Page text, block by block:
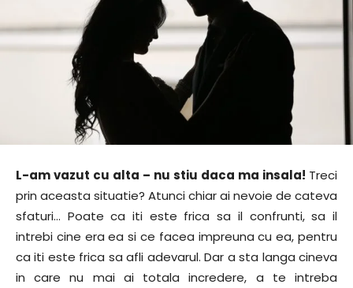
L-am vazut cu alta – nu stiu daca ma insala! Treci
prin aceasta situatie? Atunci chiar ai nevoie de cateva
sfaturi… Poate ca iti este frica sa il confrunti, sa il
intrebi cine era ea si ce facea impreuna cu ea, pentru
ca iti este frica sa afli adevarul. Dar a sta langa cineva
in care nu mai ai totala incredere, a te intreba